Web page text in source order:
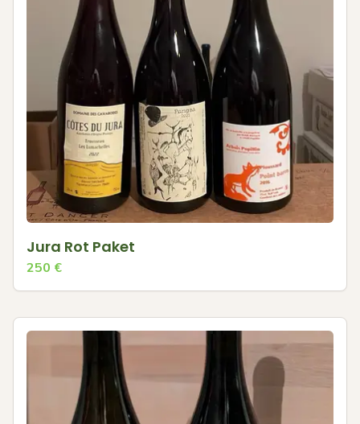
Jura Rot Paket
250 €